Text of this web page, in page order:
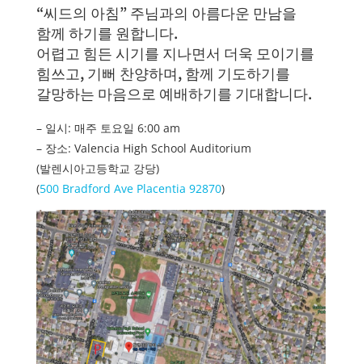
“씨드의 아침” 주님과의 아름다운 만남을
함께 하기를 원합니다.
어렵고 힘든 시기를 지나면서 더욱 모이기를
힘쓰고, 기뻐 찬양하며, 함께 기도하기를
갈망하는 마음으로 예배하기를 기대합니다.
– 일시: 매주 토요일 6:00 am
– 장소: Valencia High School Auditorium
(발렌시아고등학교 강당)
(500 Bradford Ave Placentia 92870)